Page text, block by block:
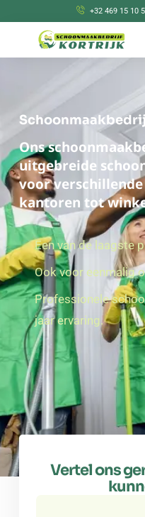
+32 469 15 10
Ons
uitgebreide
voor
kantoren tot
Een van de laagste
Ook voor eenmalig
Professionele
jaar ervaring.
Vertel ons